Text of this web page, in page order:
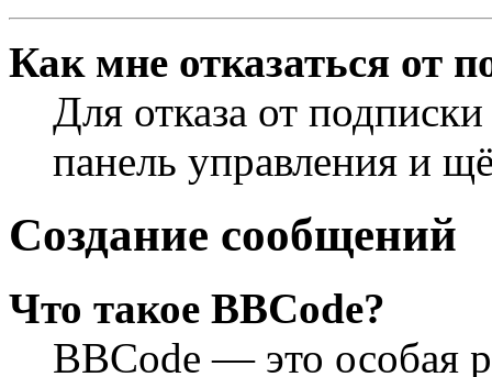
Как мне отказаться от
Для отказа от
панель управления и
Создание сообщений
Что такое BBCode?
BBCode — это особая